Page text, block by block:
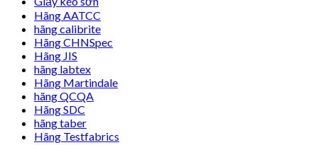
Hãng AATCC
hãng calibrite
Hãng CHNSpec
Hãng JIS
hãng labtex
Hãng Martindale
hãng QCQA
Hãng SDC
hãng taber
Hãng Testfabrics